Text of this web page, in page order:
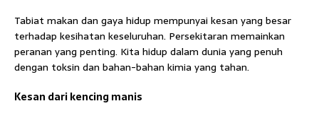
Tabiat makan dan gaya hidup mempunyai kesan yang besar
terhadap kesihatan keseluruhan. Persekitaran memainkan
peranan yang penting. Kita hidup dalam dunia yang penuh
dengan toksin dan bahan-bahan kimia yang tahan.
Kesan dari kencing manis